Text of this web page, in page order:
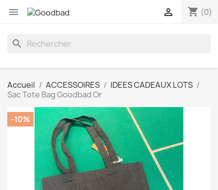
 shopping_cart (0)

search
Accueil ACCESSOIRES
IDEES CADEAUX LOTS
Sac Tote Bag Goodbad Or
-10%